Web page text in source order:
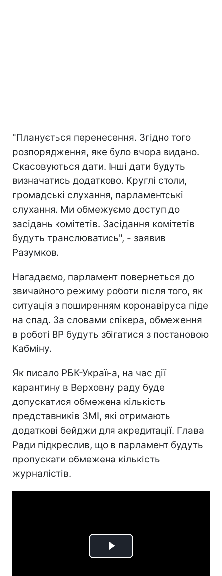
"Планується перенесення. Згідно того
розпорядження, яке було вчора видано.
Скасовуються дати. Інші дати будуть
визначатись додатково. Круглі столи,
громадські слухання, парламентські
слухання. Ми обмежуємо доступ до
засідань комітетів. Засідання комітетів
будуть транслюватись", - заявив
Разумков.
Нагадаємо, парламент повернеться до
звичайного режиму роботи після того, як
ситуація з поширенням коронавіруса піде
на спад. За словами спікера, обмеження
в роботі ВР будуть збігатися з постановою
Кабміну.
Як писало РБК-Україна, на час дії
карантину в Верховну раду буде
допускатися обмежена кількість
представників ЗМІ, які отримають
додаткові бейджи для акредитації. Глава
Ради підкреслив, що в парламент будуть
пропускати обмежена кількість
журналістів.
Play